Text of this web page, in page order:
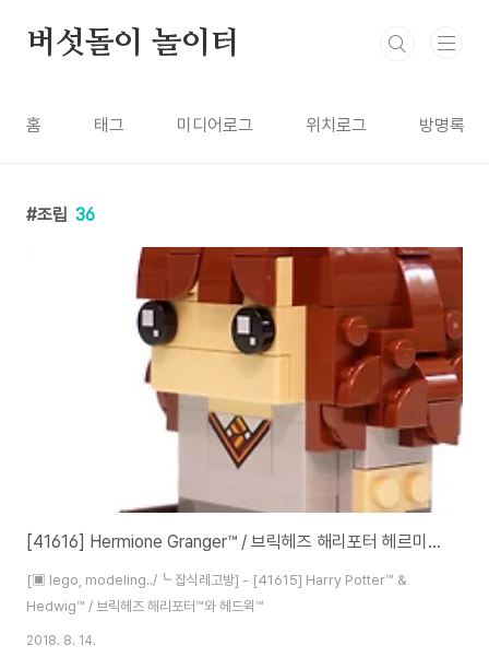
버섯돌이 놀이터
홈 태그 미디어로그 위치로그 방명록
조립 36
[41616] Hermione Granger™ / 브릭헤즈 해리포터 헤르미온느 그레인저™
[▣ lego, modeling../┗ 잡식레고방] - [41615] Harry Potter™ &
Hedwig™ / 브릭헤즈 해리포터™와 헤드윅™
2018. 8. 14.